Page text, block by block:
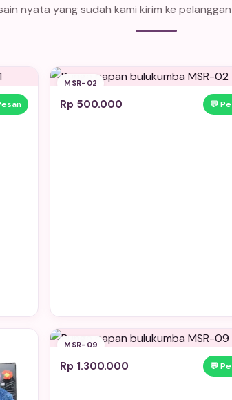
nyata yang sudah kami kirim ke
MSR-02
Rp 500.000 💬
MSR-09
Rp 1.300.000 💬